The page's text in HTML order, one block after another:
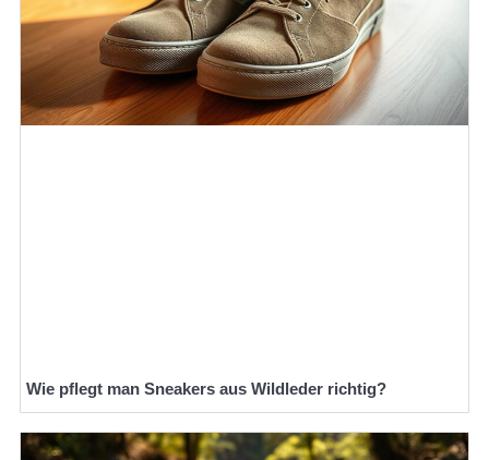
Wie pflegt man Sneakers aus Wildleder richtig?